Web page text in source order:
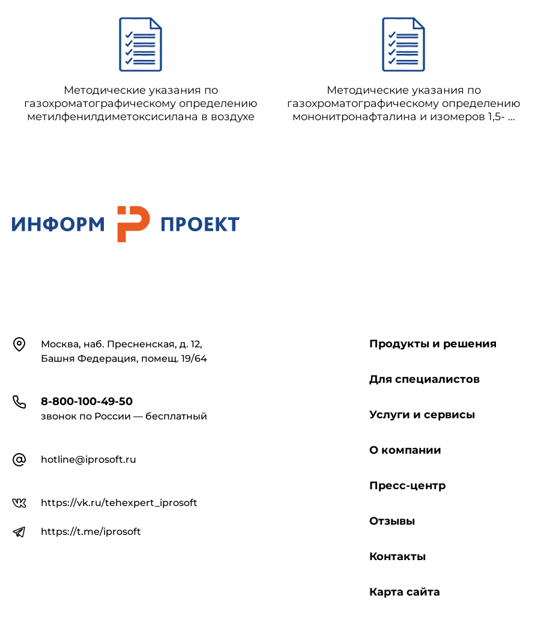
Методические указания по
газохроматографическому определению
метилфенилдиметоксисилана в воздухе
Методические указания по
газохроматографическому определению
мононитронафталина и изомеров 1,5- и
КонтактыМосква, наб. Пресненская, д. 12,
Башня Федерация, помещ. 19/64
8-800-100-49-50
звонок по России — бесплатный
hotline@iprosoft.ru
https://vk.ru/tehexpert_iprosoft
https://t.me/iprosoft
Продукты и решения
Для специалистов
Услуги и сервисы
О компании
Пресс-центр
Отзывы
Контакты
Карта сайта